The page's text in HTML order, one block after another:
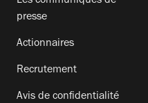
presse
Actionnaires
Recrutement
Avis de confidentialité